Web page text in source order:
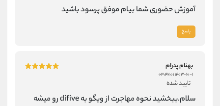
آموزش حضوری شما بیام موفق پرسود باشید
پاسخ
بهنام پدرام
۱۴۰۳-۱۰-۱ ۰۳:۴۲:۰۱
تایید شده
سلام.ببخشید نحوه مهاجرت از ویگو به difive رو میشه